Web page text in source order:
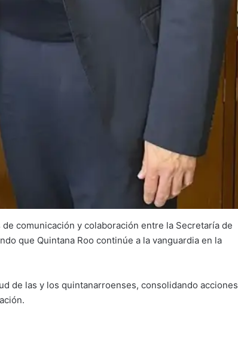
comunicación y colaboración entre la Secretaría de
que Quintana Roo continúe a la vanguardia en la
de las y los quintanarroenses, consolidando acciones